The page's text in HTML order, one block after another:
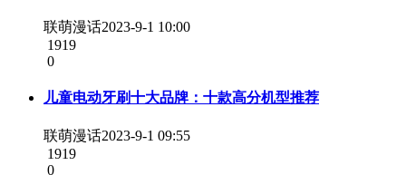
联萌漫话2023-9-1 10:00
1919
0
儿童电动牙刷十大品牌：十款高分机型推荐
联萌漫话2023-9-1 09:55
1919
0